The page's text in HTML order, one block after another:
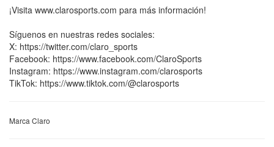
¡Visita www.clarosports.com para más información!
Síguenos en nuestras redes sociales:
X: https://twitter.com/claro_sports
Facebook: https://www.facebook.com/ClaroSports
Instagram: https://www.instagram.com/clarosports
TikTok: https://www.tiktok.com/@clarosports
Marca Claro